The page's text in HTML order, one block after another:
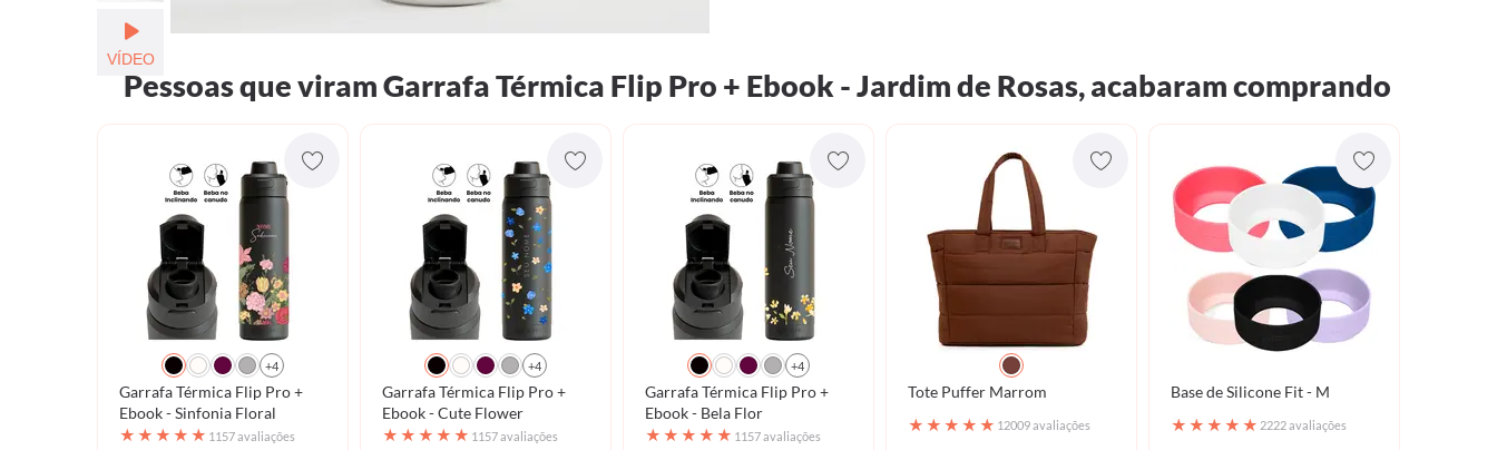
VÍDEO
Pessoas que viram Garrafa Térmica Flip Pro + Ebook - Jardim de Rosas, acabaram comprando
+4
Garrafa Térmica Flip Pro +
Ebook - Sinfonia Floral
★ ★ ★ ★ ★ 1157 avaliações
+4
Garrafa Térmica Flip Pro +
Ebook - Cute Flower
★ ★ ★ ★ ★ 1157 avaliações
+4
Garrafa Térmica Flip Pro +
Ebook - Bela Flor
★ ★ ★ ★ ★ 1157 avaliações
Tote Puffer Marrom
★ ★ ★ ★ ★ 12009 avaliações
Base de Silicone Fit - M
★ ★ ★ ★ ★ 2222 avaliações